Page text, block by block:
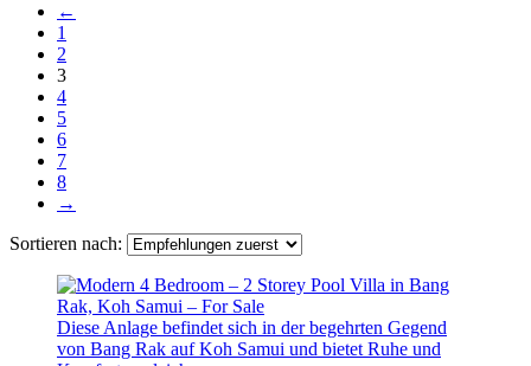
←
1
2
3
4
5
6
7
8
→
Sortieren nach:
Diese Anlage befindet sich in der begehrten Gegend
von Bang Rak auf Koh Samui und bietet Ruhe und